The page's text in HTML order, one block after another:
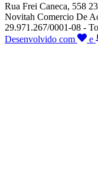
Rua Frei Caneca, 558
Novitah Comercio De
29.971.267/0001-08 -
Desenvolvido com
e